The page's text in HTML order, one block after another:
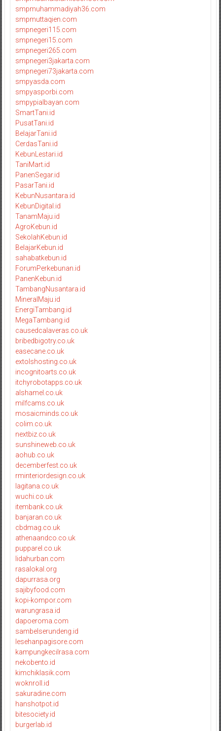
smpmuhammadiyah36.com
smpmuttaqien.com
smpnegeri115.com
smpnegeri15.com
smpnegeri265.com
smpnegeri3jakarta.com
smpnegeri73jakarta.com
smpyasda.com
smpyasporbi.com
smpypialbayan.com
SmartTani.id
PusatTani.id
BelajarTani.id
CerdasTani.id
KebunLestari.id
TaniMart.id
PanenSegar.id
PasarTani.id
KebunNusantara.id
KebunDigital.id
TanamMaju.id
AgroKebun.id
SekolahKebun.id
BelajarKebun.id
sahabatkebun.id
ForumPerkebunan.id
PanenKebun.id
TambangNusantara.id
MineralMaju.id
EnergiTambang.id
MegaTambang.id
causedcalaveras.co.uk
bribedbigotry.co.uk
easecane.co.uk
extolshosting.co.uk
incognitoarts.co.uk
itchyrobotapps.co.uk
alshamel.co.uk
milfcams.co.uk
mosaicminds.co.uk
colim.co.uk
nextbiz.co.uk
sunshineweb.co.uk
aohub.co.uk
decemberfest.co.uk
rminteriordesign.co.uk
lagitana.co.uk
wuchi.co.uk
itembank.co.uk
banjaran.co.uk
cbdmag.co.uk
athenaandco.co.uk
pupparel.co.uk
lidahurban.com
rasalokal.org
dapurrasa.org
sajibyfood.com
kopi-kompor.com
warungrasa.id
dapoeroma.com
sambelserundeng.id
lesehanpagisore.com
kampungkecilrasa.com
nekobento.id
kimchiklasik.com
woknroll.id
sakuradine.com
hanshotpot.id
bitesociety.id
burgerlab.id